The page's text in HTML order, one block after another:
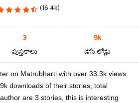
(16.4k)
3
పుస్తకాలు
9k
డౌన్ లోడ్లు
on Matrubharti with over 33.3k views
downloads of their stories, total
are 3 stories, this is interesting